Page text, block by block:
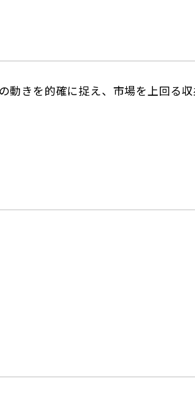
動きを的確に捉え、市場を上回る